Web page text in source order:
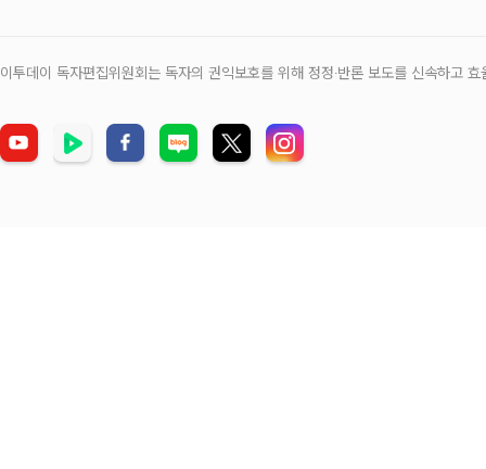
이투데이 독자편집위원회는 독자의 권익보호를 위해 정정‧반론 보도를 신속하고